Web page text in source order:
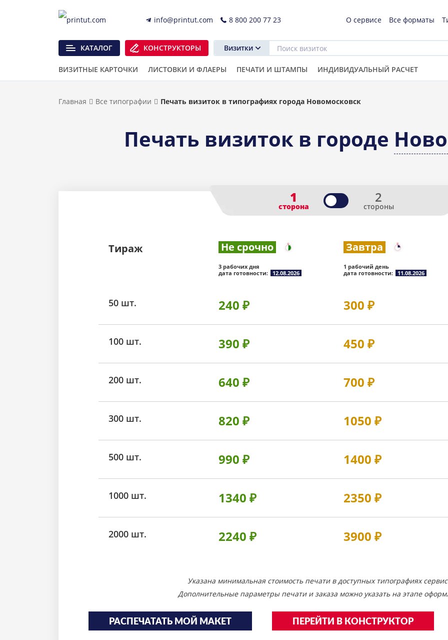
info@printut.com 8 800 200 77 23 О сервисе Все форматы
КАТАЛОГ КОНСТРУКТОРЫ Визитки
ВИЗИТНЫЕ КАРТОЧКИ ЛИСТОВКИ И ФЛАЕРЫ ПЕЧАТИ И ШТАМПЫ ИНДИВИДУАЛЬНЫЙ РАСЧЕТ
Главная Все типографии Печать визиток в типографиях города Новомосковск
Печать визиток в городе
1
сторона
2
стороны
Тираж Не срочно
3 рабочих дня
дата готовности:
12.08.2026
Завтра
1 рабочий день
дата готовности:
11.08.2026
50 шт. 240 ₽ 300 ₽
100 шт. 390 ₽ 450 ₽
200 шт. 640 ₽ 700 ₽
300 шт. 820 ₽ 1050 ₽
500 шт. 990 ₽ 1400 ₽
1000 шт. 1340 ₽ 2350 ₽
2000 шт. 2240 ₽ 3900 ₽
Указана минимальная стоимость печати в доступных типографиях
Дополнительные параметры печати и заказа можно указать на этапе
РАСПЕЧАТАТЬ МОЙ МАКЕТ ПЕРЕЙТИ В КОНСТРУКТОР